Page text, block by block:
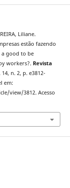
Liliane.
estão fazendo
a good to be
workers?. Revista
n. 2, p. e3812-
em:
view/3812. Acesso